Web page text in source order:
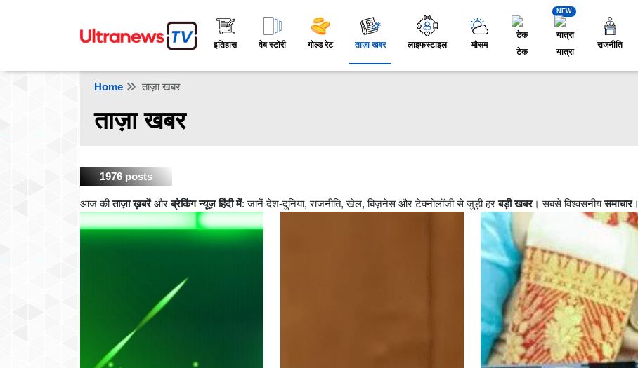
इतिहास वेब स्टोरी गोल्ड रेट ताज़ा खबर लाइफस्टाइल मौसम
टेक
NEW
यात्रा
राजनीति
Home ताज़ा खबर
ताज़ा खबर
1976 posts
आज कीताज़ा ख़बरेंऔरब्रेकिंग न्यूज़ हिंदी में: जानें देश-दुनिया, राजनीति, खेल, बिज़नेस और टेक्नोलॉजी से जुड़ी हरबड़ी खबर। सबसे विश्वसनीयसमाचार।